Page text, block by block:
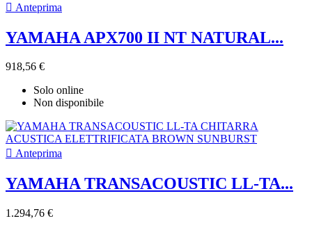
 Anteprima
YAMAHA APX700 II NT NATURAL...
918,56 €
Solo online
Non disponibile
 Anteprima
YAMAHA TRANSACOUSTIC LL-TA...
1.294,76 €